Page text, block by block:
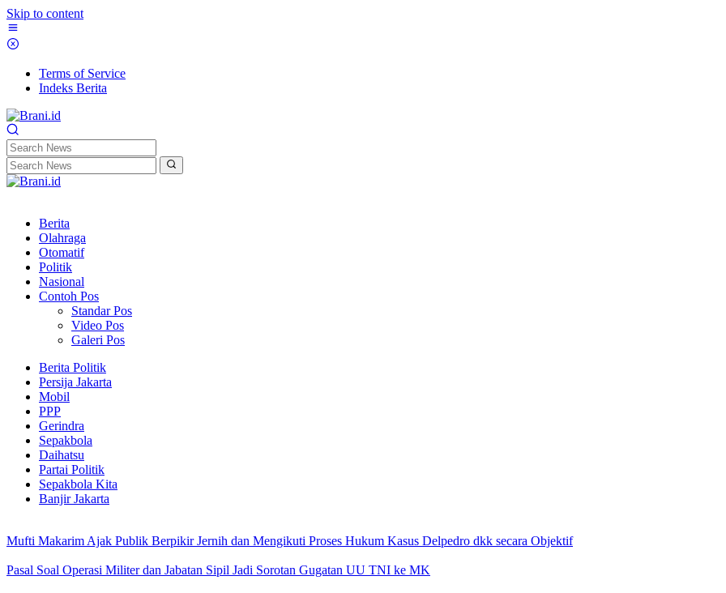
Skip to content
Terms of Service
Indeks Berita
Berita
Olahraga
Otomatif
Politik
Nasional
Contoh Pos
Standar Pos
Video Pos
Galeri Pos
Berita Politik
Persija Jakarta
Mobil
PPP
Gerindra
Sepakbola
Daihatsu
Partai Politik
Sepakbola Kita
Banjir Jakarta
Mufti Makarim Ajak Publik Berpikir Jernih dan Mengikuti Proses Hukum Kasus Delpedro dkk secara Objektif
Pasal Soal Operasi Militer dan Jabatan Sipil Jadi Sorotan Gugatan UU TNI ke MK